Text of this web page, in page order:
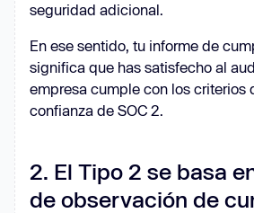
seguridad adicional.
En ese sentido, tu informe de
significa que has satisfecho al
empresa cumple con los criterios
confianza de SOC 2.
2. El Tipo 2 se basa
de observación de